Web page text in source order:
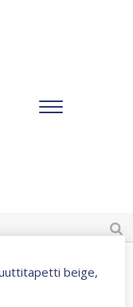
beige,